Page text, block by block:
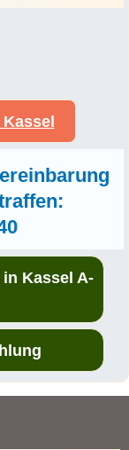
Kassel A-